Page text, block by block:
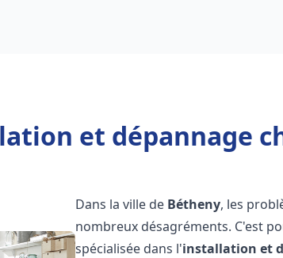
et dépannage
Dans la ville de Bétheny, les
nombreux désagréments. C'est
spécialisée dans l'installation et